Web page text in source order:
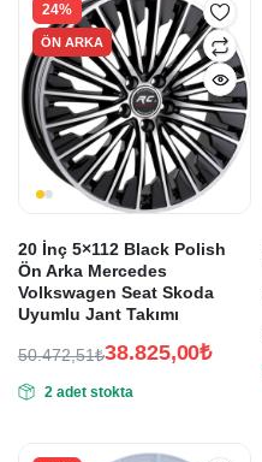
24%
ÖN ARKA
20 İnç 5×112 Black Polish
Ön Arka Mercedes
Volkswagen Seat Skoda
Uyumlu Jant Takımı
50.472,51₺
fiyat:
38.825,00₺
andaki
38.825,00₺.
2 adet stokta